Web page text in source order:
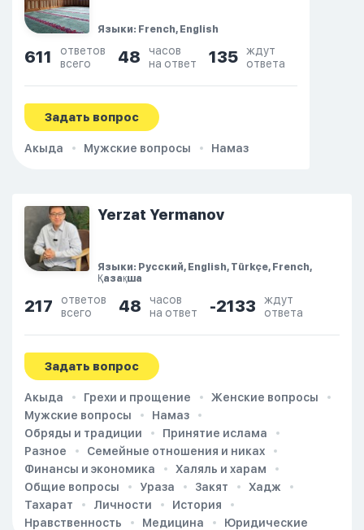
Языки: French, English
611
ответов
всего
48
часов
на ответ
135
ждут
ответа
Задать вопрос
Акыда Мужские вопросы Намаз
Yerzat Yermanov
Языки: Русский, English, Türkçe, French,
Қазақша
217
ответов
всего
48
часов
на ответ
-2133
ждут
ответа
Задать вопрос
Акыда Грехи и прощение
Женские вопросы
Мужские вопросы
Намаз
Обряды и традиции
Принятие ислама
Разное
Семейные отношения и никах
Финансы и экономика
Халяль и харам
Общие вопросы
Ураза Закят
Хадж
Тахарат
Личности
История
Нравственность
Медицина Юридические